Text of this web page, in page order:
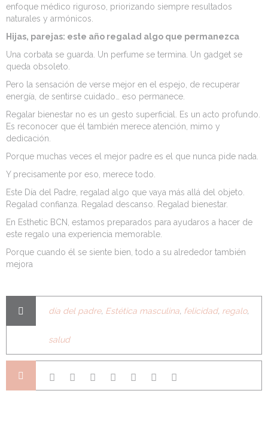
enfoque médico riguroso, priorizando siempre resultados
naturales y armónicos.
Hijas, parejas: este año regalad algo que permanezca
Una corbata se guarda. Un perfume se termina. Un gadget se
queda obsoleto.
Pero la sensación de verse mejor en el espejo, de recuperar
energía, de sentirse cuidado… eso permanece.
Regalar bienestar no es un gesto superficial. Es un acto profundo.
Es reconocer que él también merece atención, mimo y
dedicación.
Porque muchas veces el mejor padre es el que nunca pide nada.
Y precisamente por eso, merece todo.
Este Día del Padre, regalad algo que vaya más allá del objeto.
Regalad confianza. Regalad descanso. Regalad bienestar.
En Esthetic BCN , estamos preparados para ayudaros a hacer de
este regalo una experiencia memorable.
Porque cuando él se siente bien, todo a su alrededor también
mejora
día del padre, Estética masculina felicidad, regalo,
salud